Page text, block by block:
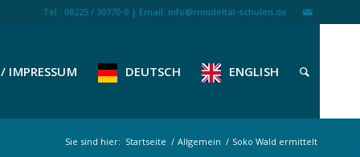
Tel.: 08225 / 30770-0 | Email: info@mindeltal-schulen.de
IMPRESSUM DEUTSCH ENGLISH
Sie sind hier: Startseite / Allgemein / Soko Wald ermittelt